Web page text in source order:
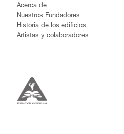
Acerca de
Nuestros Fundadores
Historia de los edificios
Artistas y colaboradores